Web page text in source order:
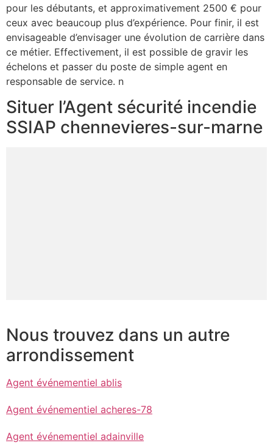
pour les débutants, et approximativement 2500 € pour
ceux avec beaucoup plus d’expérience. Pour finir, il est
envisageable d’envisager une évolution de carrière dans
ce métier. Effectivement, il est possible de gravir les
échelons et passer du poste de simple agent en
responsable de service. n
Situer l’Agent sécurité incendie
SSIAP chennevieres-sur-marne
Nous trouvez dans un autre
arrondissement
Agent événementiel ablis
Agent événementiel acheres-78
Agent événementiel adainville